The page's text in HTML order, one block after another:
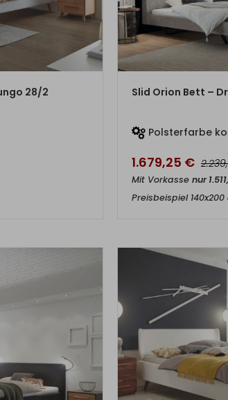
28/2 Slid Orion Bett –
Polsterfarbe
1.679,25 €
Mit Vorkasse nur
Preisbeispiel